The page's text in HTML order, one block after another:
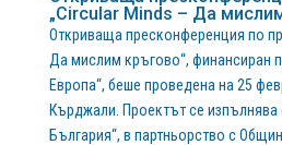
„Circular Minds – Да
Откриваща пресконференция по
Да мислим кръгово“, финансиран
Европа“, беше проведена на 25
Кърджали. Проектът се
България“, в партньорство с